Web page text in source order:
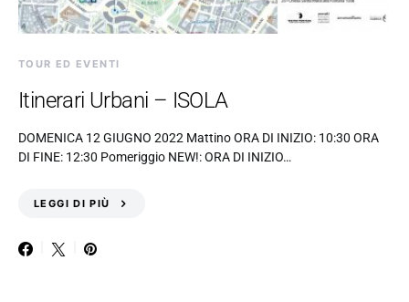
TOUR ED EVENTI
Itinerari Urbani – ISOLA
DOMENICA 12 GIUGNO 2022 Mattino ORA DI INIZIO: 10:30 ORA
DI FINE: 12:30 Pomeriggio NEW!: ORA DI INIZIO…
LEGGI DI PIÙ